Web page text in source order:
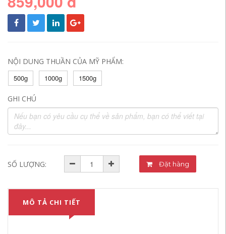
NỘI DUNG THUẦN CỦA MỸ PHẨM:
500g
1000g 1500g
GHI CHÚ
SỐ LƯỢNG: Đặt hàng
MÔ TẢ CHI TIẾT